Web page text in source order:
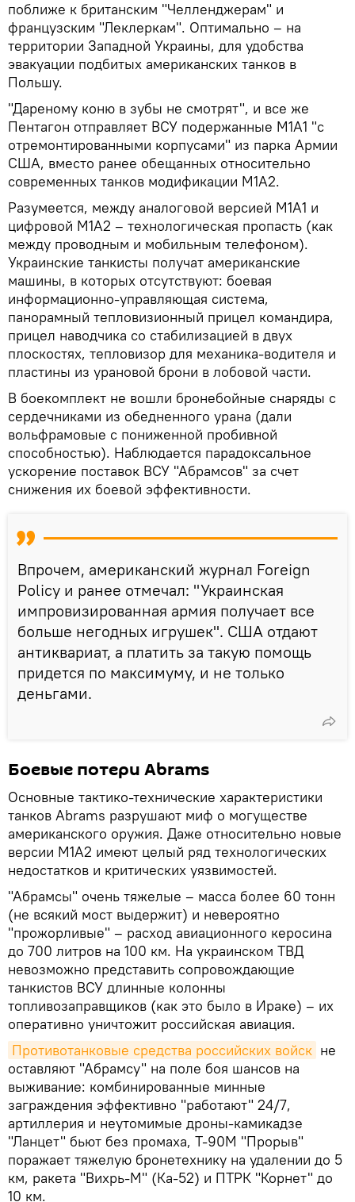
поближе к британским "Челленджерам" и
французским "Леклеркам". Оптимально – на
территории Западной Украины, для удобства
эвакуации подбитых американских танков в
Польшу.
"Дареному коню в зубы не смотрят", и все же
Пентагон отправляет ВСУ подержанные M1A1 "с
отремонтированными корпусами" из парка Армии
США, вместо ранее обещанных относительно
современных танков модификации M1A2.
Разумеется, между аналоговой версией M1A1 и
цифровой M1A2 – технологическая пропасть (как
между проводным и мобильным телефоном).
Украинские танкисты получат американские
машины, в которых отсутствуют: боевая
информационно-управляющая система,
панорамный тепловизионный прицел командира,
прицел наводчика со стабилизацией в двух
плоскостях, тепловизор для механика-водителя и
пластины из урановой брони в лобовой части.
В боекомплект не вошли бронебойные снаряды с
сердечниками из обедненного урана (дали
вольфрамовые с пониженной пробивной
способностью). Наблюдается парадоксальное
ускорение поставок ВСУ "Абрамсов" за счет
снижения их боевой эффективности.
Впрочем, американский журнал Foreign
Policy и ранее отмечал: "Украинская
импровизированная армия получает все
больше негодных игрушек". США отдают
антиквариат, а платить за такую помощь
придется по максимуму, и не только
деньгами.
Боевые потери Abrams
Основные тактико-технические характеристики
танков Abrams разрушают миф о могуществе
американского оружия. Даже относительно новые
версии M1A2 имеют целый ряд технологических
недостатков и критических уязвимостей.
"Абрамсы" очень тяжелые – масса более 60 тонн
(не всякий мост выдержит) и невероятно
"прожорливые" – расход авиационного керосина
до 700 литров на 100 км. На украинском ТВД
невозможно представить сопровождающие
танкистов ВСУ длинные колонны
топливозаправщиков (как это было в Ираке) – их
оперативно уничтожит российская авиация.
Противотанковые средства российских войск не
оставляют "Абрамсу" на поле боя шансов на
выживание: комбинированные минные
заграждения эффективно "работают" 24/7,
артиллерия и неутомимые дроны-камикадзе
"Ланцет" бьют без промаха, Т-90М "Прорыв"
поражает тяжелую бронетехнику на удалении до 5
км, ракета "Вихрь-М" (Ка-52) и ПТРК "Корнет" до
10 км.